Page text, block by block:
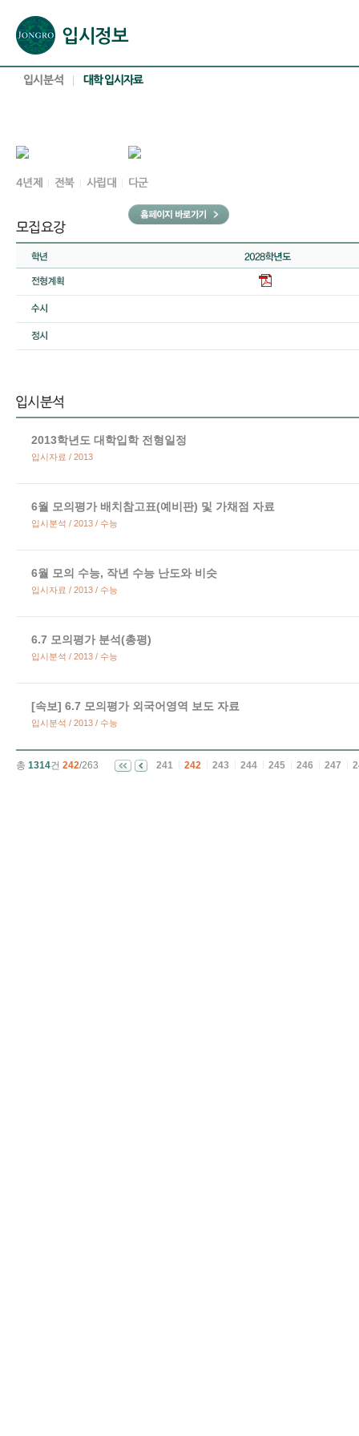
2013학년도 대학입학 전형일정
입시자료 / 2013
6월 모의평가 배치참고표(예비판) 및 가채점 자료
입시분석 / 2013 / 수능
6월 모의 수능, 작년 수능 난도와 비슷
입시자료 / 2013 / 수능
6.7 모의평가 분석(총평)
입시분석 / 2013 / 수능
[속보] 6.7 모의평가 외국어영역 보도 자료
입시분석 / 2013 / 수능
총 1314건 242/263 241 242 243 244 245 246 247